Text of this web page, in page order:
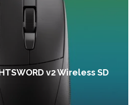
v2 Wireless SD